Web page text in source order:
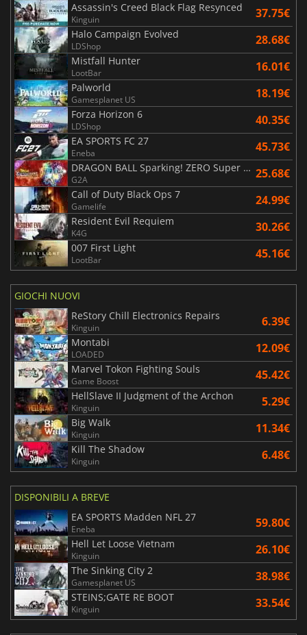
Assassin's Creed Black Flag Resynced
Kinguin 37.75€
Halo Campaign Evolved
LDShop 28.68€
Mistfall Hunter
LootBar 16.01€
Palworld
Gamesplanet US 18.19€
Forza Horizon 6
LDShop 40.35€
EA SPORTS FC 27
Eneba 45.73€
DRAGON BALL Sparking! ZERO Super Limit Breaking NEO
G2A 25.68€
Call of Duty Black Ops 7
Gamelife 24.99€
Resident Evil Requiem
K4G 30.26€
007 First Light
LootBar 45.16€
GIOCHI NUOVI
ReStory Chill Electronics Repairs
Kinguin 6.39€
Montabi
LOADED 12.09€
Marvel Tokon Fighting Souls
Game Boost 45.42€
HellSlave II Judgment of the Archon
Kinguin 5.29€
Big Walk
Kinguin 11.34€
Kill The Shadow
Kinguin 6.48€
DISPONIBILI A BREVE
EA SPORTS Madden NFL 27
Eneba 59.80€
Hell Let Loose Vietnam
Kinguin 26.10€
The Sinking City 2
Gamesplanet US 38.98€
STEINS;GATE RE BOOT
Kinguin 33.54€